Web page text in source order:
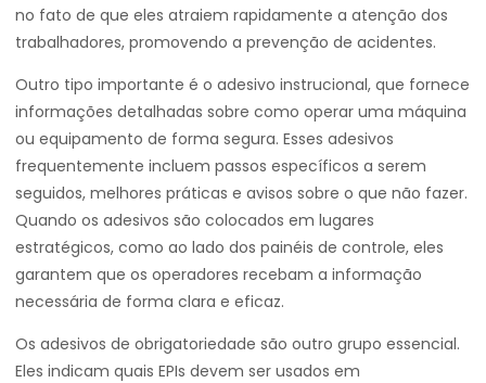
no fato de que eles atraiem rapidamente a atenção dos
trabalhadores, promovendo a prevenção de acidentes.
Outro tipo importante é o adesivo instrucional, que fornece
informações detalhadas sobre como operar uma máquina
ou equipamento de forma segura. Esses adesivos
frequentemente incluem passos específicos a serem
seguidos, melhores práticas e avisos sobre o que não fazer.
Quando os adesivos são colocados em lugares
estratégicos, como ao lado dos painéis de controle, eles
garantem que os operadores recebam a informação
necessária de forma clara e eficaz.
Os adesivos de obrigatoriedade são outro grupo essencial.
Eles indicam quais EPIs devem ser usados em